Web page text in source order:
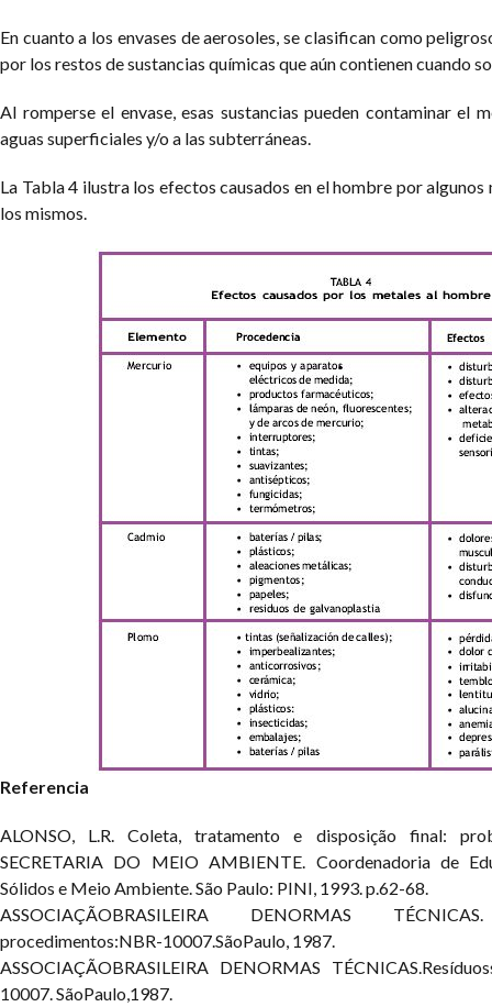
En cuanto a los envases de aerosoles, se clasifican como
por los restos de sustancias químicas que aún contienen cuando
Al romperse el envase, esas sustancias pueden contaminar el
aguas superficiales y/o a las subterráneas.
La Tabla 4 ilustra los efectos causados en el hombre por
los mismos.
Referencia
ALONSO, L.R. Coleta, tratamento e disposição final:
SECRETARIA DO MEIO AMBIENTE.
Coordenadoria de
Sólidos e Meio Ambiente. São Paulo: PINI, 1993. p.62-68.
ASSOCIAÇÃOBRASILEIRA DENORMAS
procedimentos:NBR-10007.SãoPaulo, 1987.
ASSOCIAÇÃOBRASILEIRA DENORMAS
10007. SãoPaulo,1987.